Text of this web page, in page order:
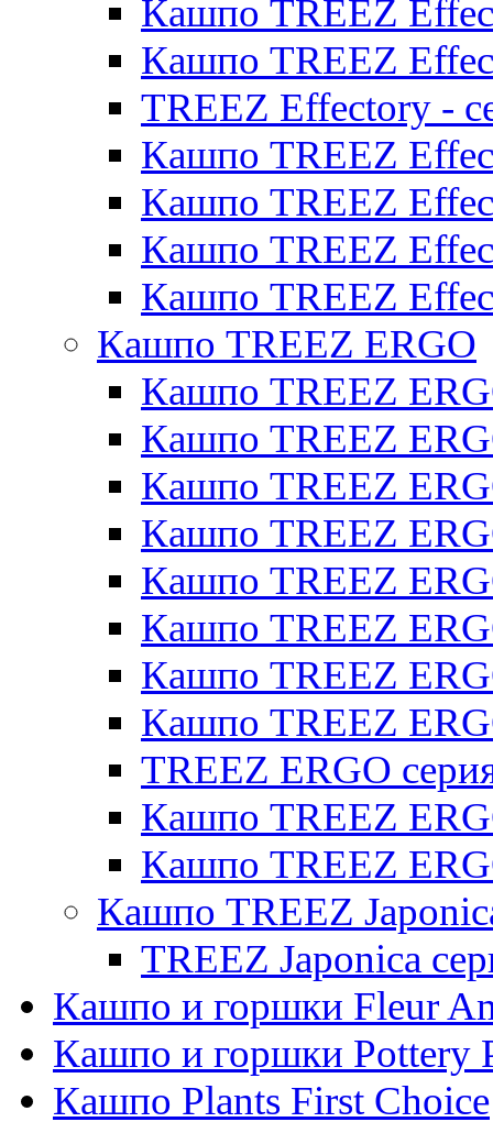
Кашпо TREEZ
Кашпо TREEZ
TREEZ Effectory -
Кашпо TREEZ
Кашпо TREEZ
Кашпо TREEZ
Кашпо TREEZ
Кашпо TREEZ ERGO
Кашпо TREEZ
Кашпо TREEZ
Кашпо TREEZ
Кашпо TREEZ
Кашпо TREEZ
Кашпо TREEZ
Кашпо TREEZ
Кашпо TREEZ
TREEZ ERGO
Кашпо TREEZ
Кашпо TREEZ
Кашпо TREEZ
TREEZ Japonica
Кашпо и горшки Fleur
Кашпо и горшки Pottery
Кашпо Plants First Choice